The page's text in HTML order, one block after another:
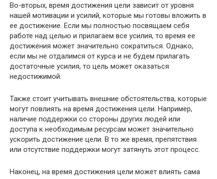
Во-вторых, время достижения цели зависит от уровня
нашей мотивации и усилий, которые мы готовы вложить в
ее достижение. Если мы полностью посвящаем себя
работе над целью и прилагаем все усилия, то время ее
достижения может значительно сократиться. Однако,
если мы не отдалимся от курса и не будем прилагать
достаточные усилия, то цель может оказаться
недостижимой.
Также стоит учитывать внешние обстоятельства, которые
могут повлиять на время достижения цели. Например,
наличие поддержки со стороны других людей или
доступа к необходимым ресурсам может значительно
ускорить достижение цели. В то же время, препятствия
или отсутствие поддержки могут затянуть этот процесс.
Наконец, на время достижения цели может влиять сама